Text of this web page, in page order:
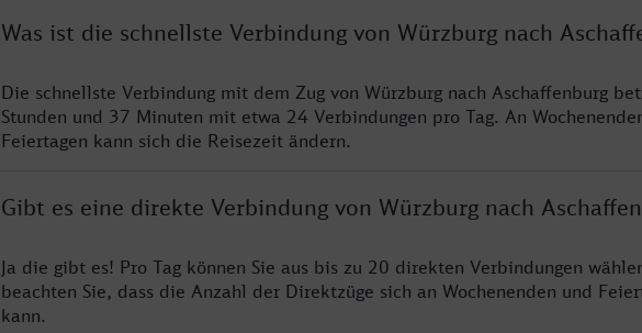
Was ist die schnellste Verbindung von Würzburg nach
Die schnellste Verbindung mit dem Zug von Würzburg nach Aschaffenburg
Stunden und 37 Minuten mit etwa 24 Verbindungen pro Tag. An
Feiertagen kann sich die Reisezeit ändern.
Gibt es eine direkte Verbindung von Würzburg nach
Ja die gibt es! Pro Tag können Sie aus bis zu 20 direkten Verbindungen
beachten Sie, dass die Anzahl der Direktzüge sich an Wochenenden und
kann.